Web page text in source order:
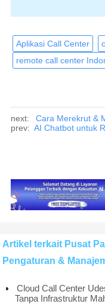
Aplikasi Call Center
remote call center
next:
Cara Merekrut &
prev: AI Chatbot untuk
Artikel terkait Pusat
Pengaturan &
Cloud Call Center
Tanpa Infrastruktur